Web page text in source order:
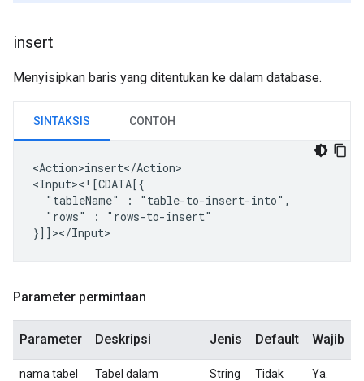
insert
Menyisipkan baris yang ditentukan ke dalam database.
SINTAKSIS CONTOH
<Action>insert</Action>
"tableName"
:
"rows"
:
"rows-to-insert"
Parameter permintaan
Parameter Deskripsi Jenis Default Wajib
nama tabel
Tabel dalam
String
Tidak
Ya.